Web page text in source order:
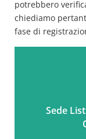
potrebbero
chiediamo
fase di
Sede